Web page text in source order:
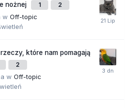
nożnej 1 2
w Off-topic
które nam pomagają
2
w Off-topic